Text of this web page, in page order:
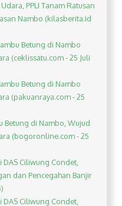
PPLI Tanam Ratusan
Nambo (kilasberita.id
Betung di Nambo
(ceklissatu.com - 25 Juli
Betung di Nambo
(pakuanraya.com - 25
Betung di Nambo, Wujud
(bogoronline.com - 25
DAS Ciliwung Condet,
dan Pencegahan Banjir
DAS Ciliwung Condet,